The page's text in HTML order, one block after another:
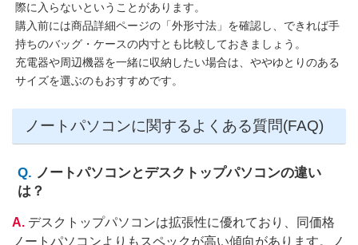
際に入らないということがあります。
購入前には商品詳細ページの「外形寸法」を確認し、できれば手
持ちのバッグ・ケースの内寸とも比較しておきましょう。
充電器や周辺機器を一緒に収納したい場合は、ややゆとりのある
サイズを選ぶのもおすすめです。
ノートパソコンに関するよくある質問(FAQ)
ノートパソコンとデスクトップパソコンの違い
は？
デスクトップパソコンは拡張性に優れており、同価格
ノートパソコンよりもスペックが高い傾向があります。ノ